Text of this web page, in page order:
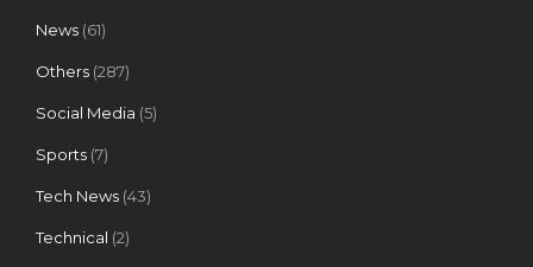
News (61)
Others (287)
Social Media (5)
Sports (7)
Tech News (43)
Technical (2)